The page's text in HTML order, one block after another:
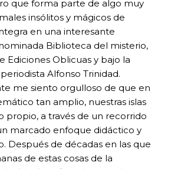
que forma parte de algo muy
insólitos y mágicos de
en una interesante
Biblioteca del misterio,
Ediciones Oblicuas y bajo la
Alfonso Trinidad.
me siento orgulloso de que en
tan amplio, nuestras islas
propio, a través de un recorrido
marcado enfoque didáctico y
Después de décadas en las que
de estas cosas de la